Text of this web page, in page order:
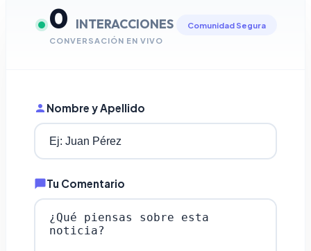
0 INTERACCIONES
CONVERSACIÓN EN VIVO
Comunidad Segura
Nombre y Apellido
Tu Comentario